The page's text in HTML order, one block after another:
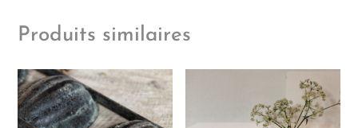
Produits similaires